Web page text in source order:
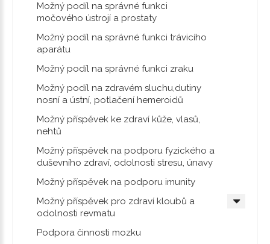
Možný podíl na správné funkci
močového ústrojí a prostaty
Možný podíl na správné funkci trávicího
aparátu
Možný podíl na správné funkci zraku
Možný podíl na zdravém sluchu,dutiny
nosní a ústní, potlačení hemeroidů
Možný příspěvek ke zdraví kůže, vlasů,
nehtů
Možný příspěvek na podporu fyzického a
duševního zdraví, odolnosti stresu, únavy
Možný příspěvek na podporu imunity
Možný příspěvek pro zdraví kloubů a
odolnosti revmatu
Podpora činnosti mozku